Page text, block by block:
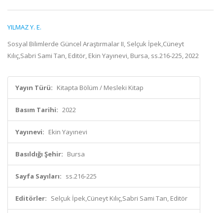
YILMAZ Y. E.
Sosyal Bilimlerde Güncel Araştırmalar II, Selçuk İpek,Cüneyt
Kılıç,Sabri Sami Tan, Editör, Ekin Yayınevi, Bursa, ss.216-225, 2022
Yayın Türü: Kitapta Bölüm / Mesleki Kitap
Basım Tarihi: 2022
Yayınevi: Ekin Yayınevi
Basıldığı Şehir: Bursa
Sayfa Sayıları: ss.216-225
Editörler: Selçuk İpek,Cüneyt Kılıç,Sabri Sami Tan, Editör